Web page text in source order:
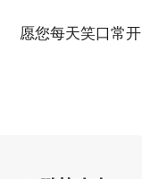
愿您每天笑口常开